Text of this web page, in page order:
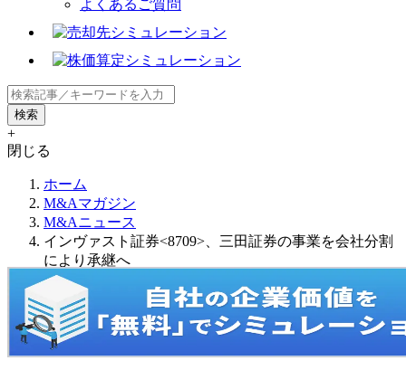
よくあるご質問
+
閉じる
ホーム
M&Aマガジン
M&Aニュース
インヴァスト証券<8709>、三田証券の事業を会社分割
により承継へ